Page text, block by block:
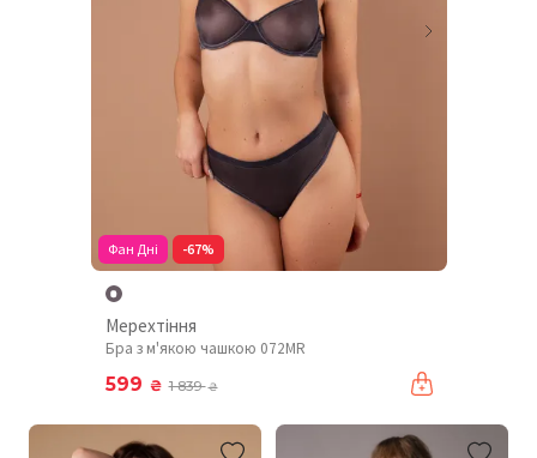
Фан Дні -67%
Мерехтіння
Бра з м'якою чашкою 072MR
599 ₴ 1 839₴